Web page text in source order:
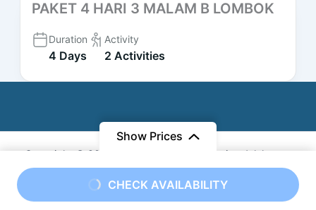
Show Prices
From
Rp840000/ Adult
CHECK AVAILABILITY
PAKET 4 HARI 3 MALAM B LOMBOK
Duration
4 Days
Activity
2 Activities
Copyright © 2015 Sabda Pesona Indonesia adalah
merek milikPT Sandyakala Sabda Wisata. Terdaftar
pada Direktorat Jendral Kekayaan Intelektual Republik
Indonesia.